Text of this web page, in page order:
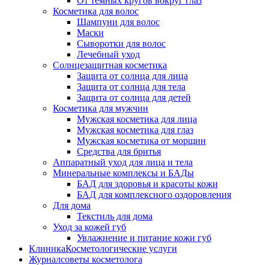
Косметика для волос
Шампуни для волос
Маски
Сыворотки для волос
Лечебный уход
Солнцезащитная косметика
Защита от солнца для лица
Защита от солнца для тела
Защита от солнца для детей
Косметика для мужчин
Мужская косметика для лица
Мужская косметика для глаз
Мужская косметика от морщин
Средства для бритья
Аппаратный уход для лица и тела
Минеральные комплексы и БАДы
БАД для здоровья и красоты кожи
БАД для комплексного оздоровления
Для дома
Текстиль для дома
Уход за кожей губ
Увлажнение и питание кожи губ
КлиникаКосметологические услуги
Журналсоветы косметолога